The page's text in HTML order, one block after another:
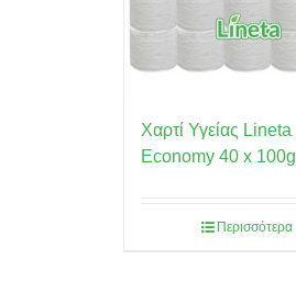
Χαρτί Υγείας Lineta
Economy 40 x 100g
Περισσότερα